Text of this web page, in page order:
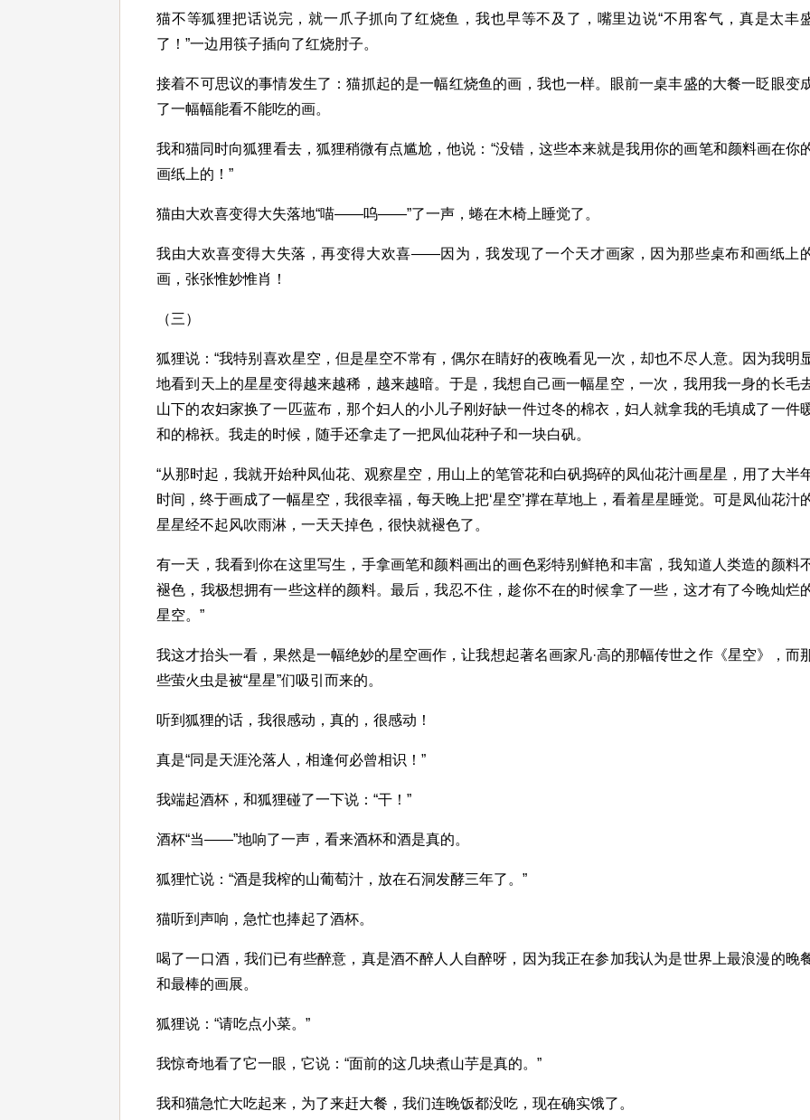
猫不等狐狸把话说完，就一爪子抓向了红烧鱼，我也早等不及了，嘴里边说“不用客气，真是太丰
了！”一边用筷子插向了红烧肘子。
接着不可思议的事情发生了：猫抓起的是一幅红烧鱼的画，我也一样。眼前一桌丰盛的大餐一眨眼变
了一幅幅能看不能吃的画。
我和猫同时向狐狸看去，狐狸稍微有点尴尬，他说：“没错，这些本来就是我用你的画笔和颜料画在你
画纸上的！”
猫由大欢喜变得大失落地“喵——呜——”了一声，蜷在木椅上睡觉了。
我由大欢喜变得大失落，再变得大欢喜——因为，我发现了一个天才画家，因为那些桌布和画纸上
画，张张惟妙惟肖！
（三）
狐狸说：“我特别喜欢星空，但是星空不常有，偶尔在睛好的夜晚看见一次，却也不尽人意。因为我明
地看到天上的星星变得越来越稀，越来越暗。于是，我想自己画一幅星空，一次，我用我一身的长毛
山下的农妇家换了一匹蓝布，那个妇人的小儿子刚好缺一件过冬的棉衣，妇人就拿我的毛填成了一件
和的棉袄。我走的时候，随手还拿走了一把凤仙花种子和一块白矾。
“从那时起，我就开始种凤仙花、观察星空，用山上的笔管花和白矾捣碎的凤仙花汁画星星，用了大半
时间，终于画成了一幅星空，我很幸福，每天晚上把‘星空’撑在草地上，看着星星睡觉。可是凤仙花汁
星星经不起风吹雨淋，一天天掉色，很快就褪色了。
有一天，我看到你在这里写生，手拿画笔和颜料画出的画色彩特别鲜艳和丰富，我知道人类造的颜料
褪色，我极想拥有一些这样的颜料。最后，我忍不住，趁你不在的时候拿了一些，这才有了今晚灿烂
星空。”
我这才抬头一看，果然是一幅绝妙的星空画作，让我想起著名画家凡·高的那幅传世之作《星空》，而
些萤火虫是被“星星”们吸引而来的。
听到狐狸的话，我很感动，真的，很感动！
真是“同是天涯沦落人，相逢何必曾相识！”
我端起酒杯，和狐狸碰了一下说：“干！”
酒杯“当——”地响了一声，看来酒杯和酒是真的。
狐狸忙说：“酒是我榨的山葡萄汁，放在石洞发酵三年了。”
猫听到声响，急忙也捧起了酒杯。
喝了一口酒，我们已有些醉意，真是酒不醉人人自醉呀，因为我正在参加我认为是世界上最浪漫的晚
和最棒的画展。
狐狸说：“请吃点小菜。”
我惊奇地看了它一眼，它说：“面前的这几块煮山芋是真的。”
我和猫急忙大吃起来，为了来赶大餐，我们连晚饭都没吃，现在确实饿了。